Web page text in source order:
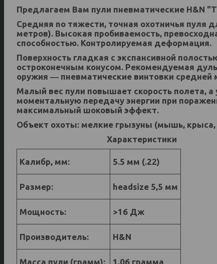
Предлагаем Вам пули пневматические H&N
Средняя nо тяжести, точная охотничья пуля
метров). Высокая пробиваемость,
способностью. Контролируемая деформация.
Поверхность гладкая с экспансивной
остроконечным конусом. Рекомендуемая
оружия ― пневматические винтовки средней
Малый вес пули повышает скорость полета, а
моментальную передачу энергии при
максимальный шоковый эффект.
Объект охоты: мелкие грызуны (мышь, крыса,
Характеристики
Калибр, мм: 5.5 мм (.22)
Размер: headsize 5,5 мм
Мощность: >16 Дж
Производитель: H&N
Масса пули (грамм): 1,06 грамма